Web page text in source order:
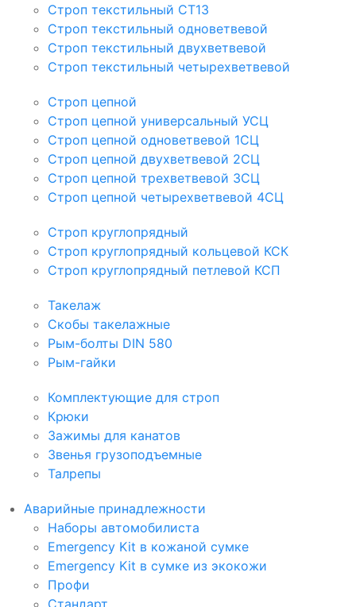
Строп текстильный СТ1З
Строп текстильный одноветвевой
Строп текстильный двухветвевой
Строп текстильный четырехветвевой
Строп цепной
Строп цепной универсальный УСЦ
Строп цепной одноветвевой 1СЦ
Строп цепной двухветвевой 2СЦ
Строп цепной трехветвевой 3СЦ
Строп цепной четырехветвевой 4СЦ
Строп круглопрядный
Строп круглопрядный кольцевой КСК
Строп круглопрядный петлевой КСП
Такелаж
Скобы такелажные
Рым-болты DIN 580
Рым-гайки
Комплектующие для строп
Крюки
Зажимы для канатов
Звенья грузоподъемные
Талрепы
Аварийные принадлежности
Наборы автомобилиста
Emergency Kit в кожаной сумке
Emergency Kit в сумке из экокожи
Профи